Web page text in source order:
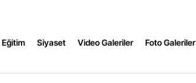
Eğitim Siyaset Video Galeriler Foto Galeriler